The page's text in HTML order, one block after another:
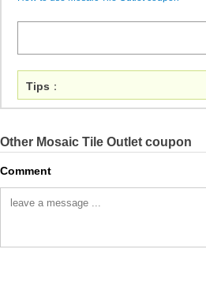
Tips ：
Other Mosaic Tile Outlet coupon
Comment